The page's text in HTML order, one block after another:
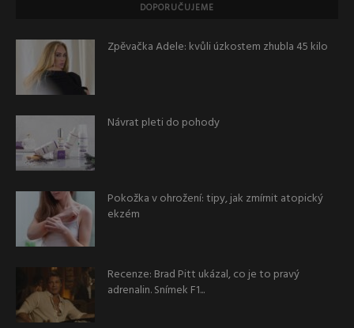
DOPORUČUJEME
Zpěvačka Adele: kvůli úzkostem zhubla 45 kilo
Návrat pleti do pohody
Pokožka v ohrožení: tipy, jak zmírnit atopický
ekzém
Recenze: Brad Pitt ukázal, co je to pravý
adrenalin. Snímek F1...